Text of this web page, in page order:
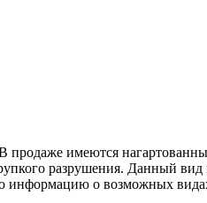
продаже имеются
разрушения. Данный вид
о возможных